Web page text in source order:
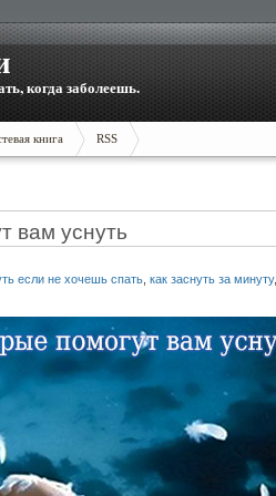
когда заболеешь.
книга RSS
вам уснуть
если не хочешь спать как заснуть за минуту,